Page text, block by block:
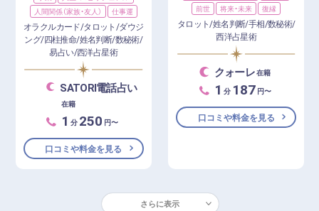
人間関係（家族・友人）
仕事運
オラクルカード/タロット/ダウジ
ング/四柱推命/姓名判断/数秘術/
易占い/西洋占星術
SATORI電話占い
在籍
1 分 250 円〜
口コミや料金を見る
前世 将来・未来 復縁
タロット/姓名判断/手相/数秘術/
西洋占星術
クォーレ在籍
1 分 187 円〜
口コミや料金を見る
さらに表示